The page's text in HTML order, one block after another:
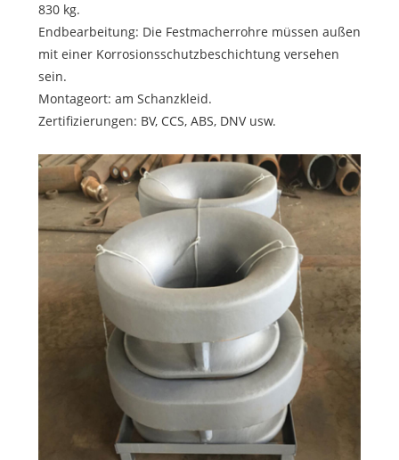
830 kg.
Endbearbeitung: Die Festmacherrohre müssen außen
mit einer Korrosionsschutzbeschichtung versehen
sein.
Montageort: am Schanzkleid.
Zertifizierungen: BV, CCS, ABS, DNV usw.